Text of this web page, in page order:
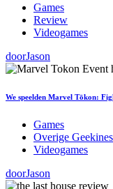
Games
Review
Videogames
doorJason
We speelden Marvel Tōkon:
Games
Overige
Videogames
doorJason